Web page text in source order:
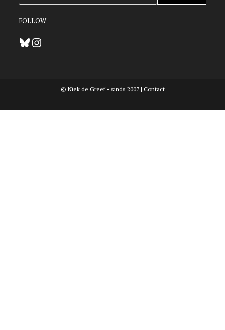
FOLLOW
BlueskyInstagram
© Niek de Greef • sinds 2007 | Contact